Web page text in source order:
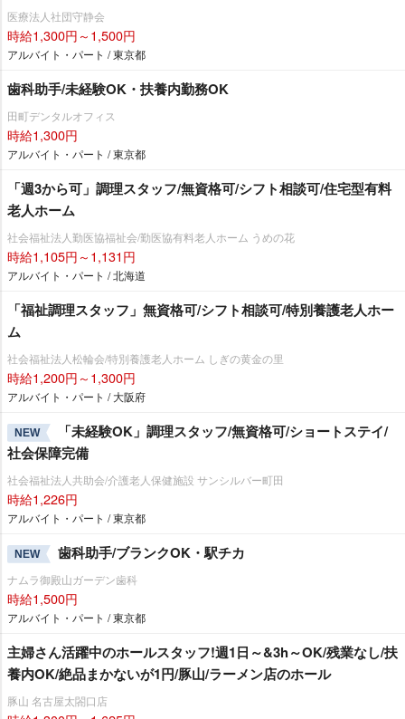
医療法人社団守静会
時給1,300円～1,500円
アルバイト・パート / 東京都
歯科助手/未経験OK・扶養内勤務OK
田町デンタルオフィス
時給1,300円
アルバイト・パート / 東京都
「週3から可」調理スタッフ/無資格可/シフト相談可/住宅型有料
老人ホーム
社会福祉法人勤医協福祉会/勤医協有料老人ホーム うめの花
時給1,105円～1,131円
アルバイト・パート / 北海道
「福祉調理スタッフ」無資格可/シフト相談可/特別養護老人ホー
ム
社会福祉法人松輪会/特別養護老人ホーム しぎの黄金の里
時給1,200円～1,300円
アルバイト・パート / 大阪府
NEW
「未経験OK」調理スタッフ/無資格可/ショートステイ/
社会保障完備
社会福祉法人共助会/介護老人保健施設 サンシルバー町田
時給1,226円
アルバイト・パート / 東京都
NEW 歯科助手/ブランクOK・駅チカ
ナムラ御殿山ガーデン歯科
時給1,500円
アルバイト・パート / 東京都
主婦さん活躍中のホールスタッフ!週1日～&3h～OK/残業なし/扶
養内OK/絶品まかないが1円/豚山/ラーメン店のホール
豚山 名古屋太閤口店